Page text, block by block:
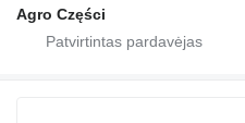
Agro Części